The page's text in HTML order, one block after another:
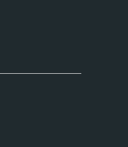
comunecolleferro/